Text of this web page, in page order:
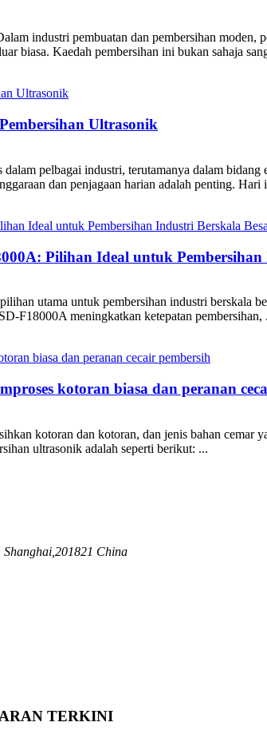
industri pembuatan dan pembersihan moden,
biasa. Kaedah pembersihan ini bukan sahaja
Ultrasonik
pelbagai industri, terutamanya dalam
dan penjagaan harian adalah penting.
Pilihan Ideal untuk
utama untuk pembersihan industri berskala
F18000A meningkatkan ketepatan pembersihan,
kotoran biasa dan peranan
kotoran dan kotoran, dan jenis bahan
ultrasonik adalah seperti berikut: ...
China
TERKINI